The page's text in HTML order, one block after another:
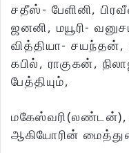
சதீஸ்- பேளினி,
ஜனனி, மயூரி-
வித்தியா- சயந்தன்,
கபில், ராகுகன்,
பேத்தியும்,
மகேஸ்வரி(லண்டன்),
ஆகியோரின்